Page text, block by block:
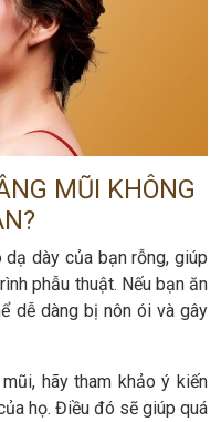
MŨI KHÔNG
dày của bạn rỗng, giúp
phẫu thuật. Nếu bạn ăn
dễ dàng bị nôn ói và gây
hãy tham khảo ý kiến
họ. Điều đó sẽ giúp quá